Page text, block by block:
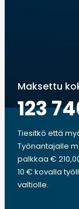
Maksettu
123
Tiesitkö että
Työnantajalle
palkkaa €
10 € kovalla
valtiolle.